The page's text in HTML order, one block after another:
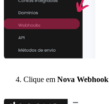
Clique em Nova Webhook